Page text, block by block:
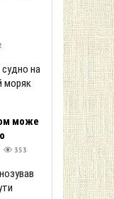
судно на
моряк
може
353